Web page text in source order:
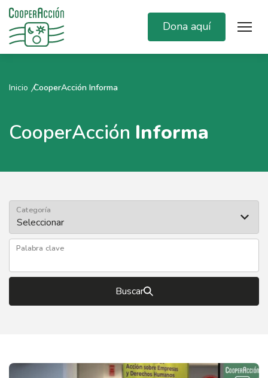
Dona aquí
Inicio CooperAcción Informa
CooperAcción Informa
Categoría
Palabra clave
Buscar